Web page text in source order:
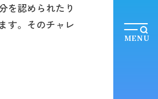
MENU
を認められたり
す。そのチャレ